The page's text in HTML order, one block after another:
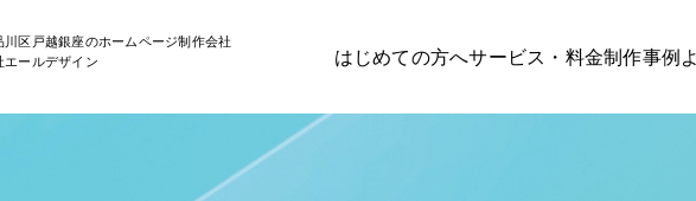
川区戸越銀座のホームページ制作会社
エールデザイン
はじめての方へサービス・料金制作事例